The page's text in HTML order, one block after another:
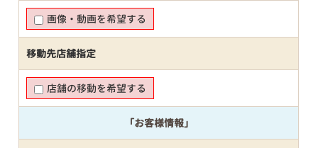
画像・動画を希望する
移動先店舗指定
店舗の移動を希望する
「お客様情報」